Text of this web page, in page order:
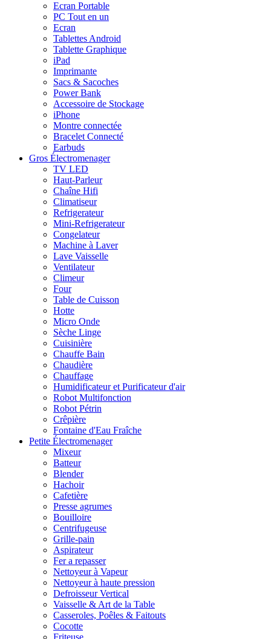
Ecran Portable
PC Tout en un
Ecran
Tablettes Android
Tablette Graphique
iPad
Imprimante
Sacs & Sacoches
Power Bank
Accessoire de Stockage
iPhone
Montre connectée
Bracelet Connecté
Earbuds
Gros Électromenager
TV LED
Haut-Parleur
Chaîne Hifi
Climatiseur
Refrigerateur
Mini-Refrigerateur
Congelateur
Machine à Laver
Lave Vaisselle
Ventilateur
Climeur
Four
Table de Cuisson
Hotte
Micro Onde
Sèche Linge
Cuisinière
Chauffe Bain
Chaudière
Chauffage
Humidificateur et Purificateur d'air
Robot Multifonction
Robot Pétrin
Crêpière
Fontaine d'Eau Fraîche
Petite Électromenager
Mixeur
Batteur
Blender
Hachoir
Cafetière
Presse agrumes
Bouilloire
Centrifugeuse
Grille-pain
Aspirateur
Fer a repasser
Nettoyeur à Vapeur
Nettoyeur à haute pression
Defroisseur Vertical
Vaisselle & Art de la Table
Casseroles, Poêles & Faitouts
Cocotte
Friteuse